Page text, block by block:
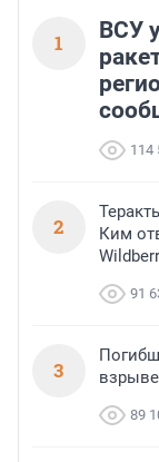
1
ВСУ
114
2
Ким
91
3
89